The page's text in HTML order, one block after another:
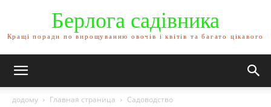
Берлога садівника
Кращі поради по вирощуванню овочів і квітів та багато цікавого
додому Главная страница Садоводство